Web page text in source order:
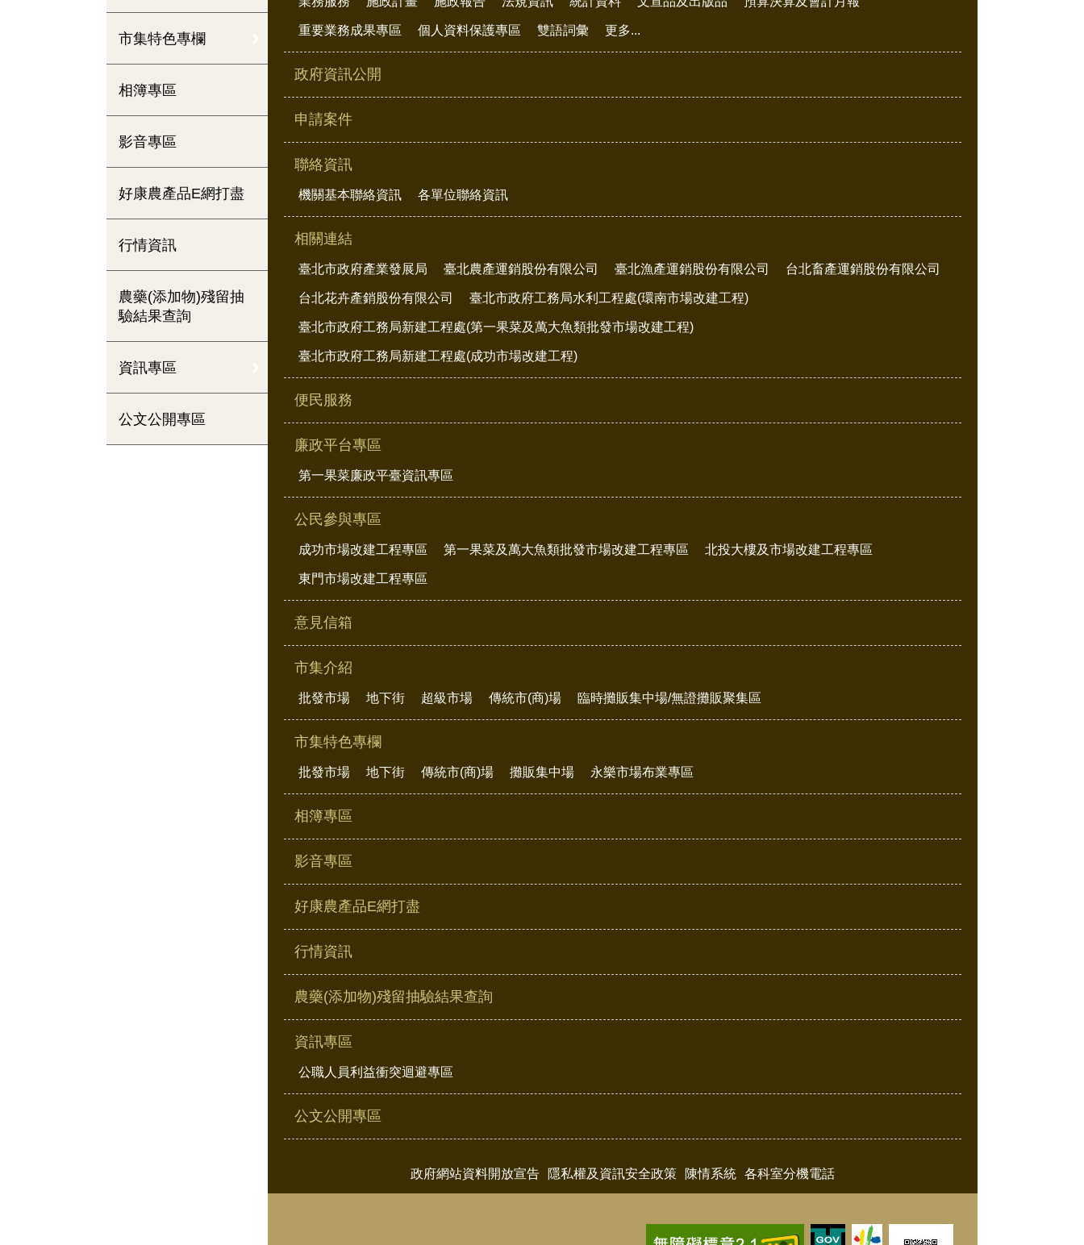
市集特色專欄
相簿專區
影音專區
好康農產品E網打盡
行情資訊
農藥(添加物)殘留抽
驗結果查詢
資訊專區
公文公開專區
重要業務成果專區 個人資料保護專區 雙語詞彙 更多...
政府資訊公開
申請案件
聯絡資訊
機關基本聯絡資訊 各單位聯絡資訊
相關連結
臺北市政府產業發展局 臺北農產運銷股份有限公司 臺北漁產運銷股份有限公司 台北畜產運銷股份有限公司
台北花卉產銷股份有限公司 臺北市政府工務局水利工程處(環南市場改建工程)
臺北市政府工務局新建工程處(第一果菜及萬大魚類批發市場改建工程)
臺北市政府工務局新建工程處(成功市場改建工程)
便民服務
廉政平台專區
第一果菜廉政平臺資訊專區
公民參與專區
成功市場改建工程專區 第一果菜及萬大魚類批發市場改建工程專區 北投大樓及市場改建工程專區
東門市場改建工程專區
意見信箱
市集介紹
批發市場 地下街 超級市場 傳統市(商)場 臨時攤販集中場/無證攤販聚集區
市集特色專欄
批發市場 地下街 傳統市(商)場 攤販集中場 永樂市場布業專區
相簿專區
影音專區
好康農產品E網打盡
行情資訊
農藥(添加物)殘留抽驗結果查詢
資訊專區
公職人員利益衝突迴避專區
公文公開專區
政府網站資料開放宣告 隱私權及資訊安全政策 陳情系統 各科室分機電話